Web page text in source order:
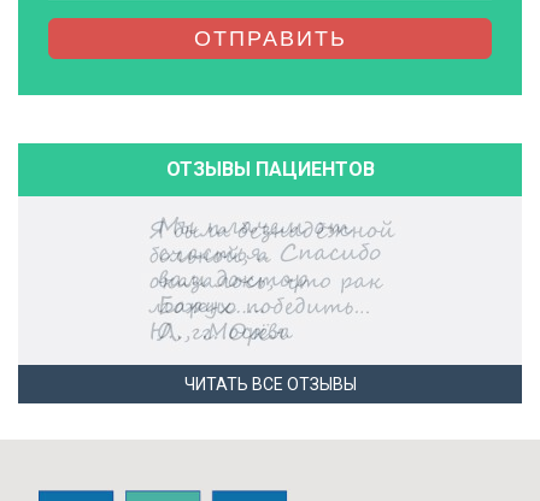
ОТПРАВИТЬ
ОТЗЫВЫ ПАЦИЕНТОВ
ЧИТАТЬ ВСЕ ОТЗЫВЫ